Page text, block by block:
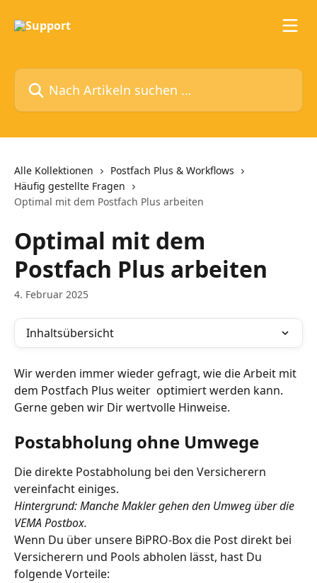
Nach Artikeln suchen …
Alle Kollektionen
Postfach Plus & Workflows
Häufig gestellte Fragen
Optimal mit dem Postfach Plus arbeiten
Optimal mit dem
Postfach Plus arbeiten
4. Februar 2025
Inhaltsübersicht
Wir werden immer wieder gefragt, wie die Arbeit mit
dem Postfach Plus weiter  optimiert werden kann.
Gerne geben wir Dir wertvolle Hinweise.
Postabholung ohne Umwege
Die direkte Postabholung bei den Versicherern
vereinfacht einiges.
Hintergrund: Manche Makler gehen den Umweg über die
VEMA Postbox.
Wenn Du über unsere BiPRO-Box die Post direkt bei
Versicherern und Pools abholen lässt, hast Du
folgende Vorteile: